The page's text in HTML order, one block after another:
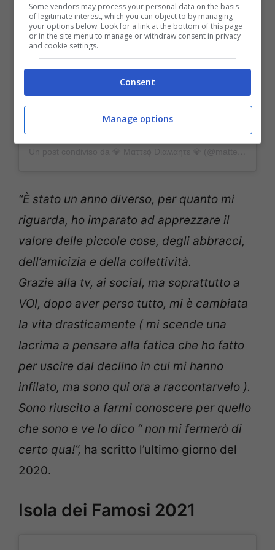
“È stato un anno diverso, per quanto mi
riguarda, ho imparato ad apprezzare il
valore delle piccole cose, degli abbracci,
dell’amicizia e della collettività.
Grazie alla tv, ai social, ma soprattutto a
VOI, dopo aver perso tutto, mi è cambiata
la vita drasticamente ( mi scende una
lacrima a pensare alla fatica che ho fatto
per uscire dal declino in cui mi hanno
infilato, ma sono qui ora a raccontarvelo ).
Sono riuscito a farmi conoscere per quello
che sono e ve lo dico “ non mi fermerò di
certo qua!”, ha scritto l’ultimo giorno del
2020.
Isola dei Famosi 2021
Some vendors may process your personal data on the basis
of legitimate interest, which you can object to by managing
your options below. Look for a link at the bottom of this page
or in the site menu to manage or withdraw consent in privacy
and cookie settings.
Consent
Manage options